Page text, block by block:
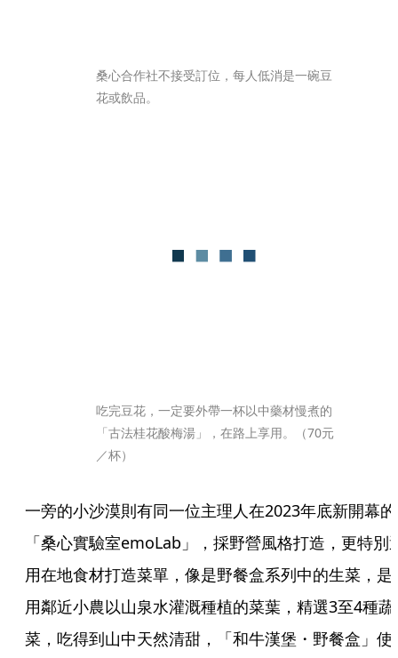
桑心合作社不接受訂位，每人低消是一碗豆
花或飲品。
吃完豆花，一定要外帶一杯以中藥材慢煮的
「古法桂花酸梅湯」，在路上享用。（70元
／杯）
一旁的小沙漠則有同一位主理人在2023年底新開幕的
「桑心實驗室emoLab」，採野營風格打造，更特別
用在地食材打造菜單，像是野餐盒系列中的生菜，是
用鄰近小農以山泉水灌溉種植的菜葉，精選3至4種蔬
菜，吃得到山中天然清甜，「和牛漢堡・野餐盒」使